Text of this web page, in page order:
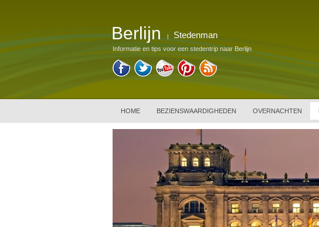
Berlijn Stedenman
Informatie en tips voor een stedentrip naar Berlijn
HOME BEZIENSWAARDIGHEDEN OVERNACHTEN